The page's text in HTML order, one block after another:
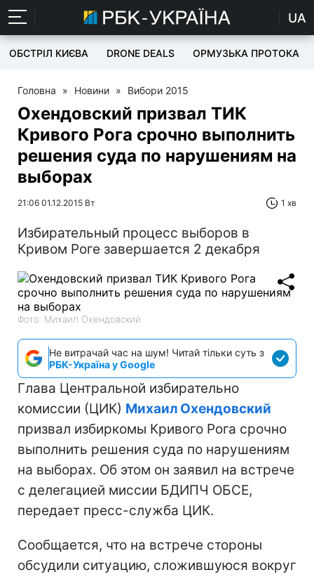
UA
ОБСТРІЛ КИЄВА DRONE DEALS ОРМУЗЬКА ПРОТОКА
Головна » Новини » Вибори 2015
Охендовский призвал ТИК
Кривого Рога срочно выполнить
решения суда по нарушениям на
выборах
21:06 01.12.2015 Вт 1 хв
Избирательный процесс выборов в
Кривом Роге завершается 2 декабря
Фото: Михаил Охендовский
Не витрачай час на шум! Читай тільки суть з
РБК-Україна у Google
Глава Центральной избирательно
комиссии (ЦИК) Михаил Охендовский
призвал избиркомы Кривого Рога срочно
выполнить решения суда по нарушениям
на выборах. Об этом он заявил на встрече
с делегацией миссии БДИПЧ ОБСЕ,
передает пресс-служба ЦИК.
Сообщается, что на встрече стороны
обсудили ситуацию, сложившуюся вокруг